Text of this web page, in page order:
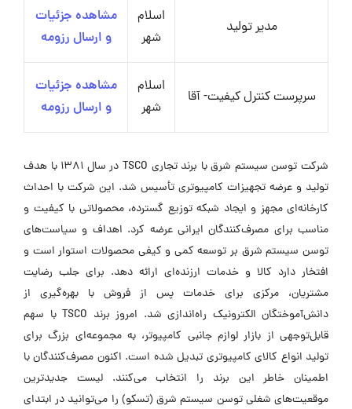
مدیر تولید
اسلام
شهر
مشاهده جزئیات
و ارسال رزومه
سرپرست کنترل کیفیت- آقا
اسلام
شهر
مشاهده جزئیات
و ارسال رزومه
شرکت توسن سیستم شرق با برند تجاری TSCO در سال ۱۳۸۱ با هدف
تولید و عرضه تجهیزات کامپیوتری تأسیس شد. این شرکت با احداث
کارخانه‌ای مجهز و ایجاد شبکه توزیع گسترده، محصولاتی با کیفیت و
مناسب برای مصرف‌کنندگان ایرانی عرضه کرد. اهداف و سیاست‌های
توسن سیستم شرق بر توسعه کمی و کیفی محصولات استوار است و
افتخار دارد کالا و خدمات ارزنده‌ای ارائه دهد. برای جلب رضایت
مشتریان، مرکزی برای خدمات پس از فروش با بهره‌گیری از
دانش‌آموختگان الکترونیک راه‌اندازی شد. امروز برند TSCO با سهم
قابل‌توجهی از بازار لوازم جانبی کامپیوتر، به مجموعه‌ای بزرگ برای
تولید انواع کالای کامپیوتری تبدیل شده است. اکنون مصرف‌کنندگان با
اطمینان خاطر این برند را انتخاب می‌کنند. لیست جدیدترین
موقعیت‌های شغلی توسن سیستم شرق (تسکو) را می‌توانید در ابتدای